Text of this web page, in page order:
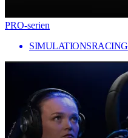
PRO-serien
SIMULATIONSRACING